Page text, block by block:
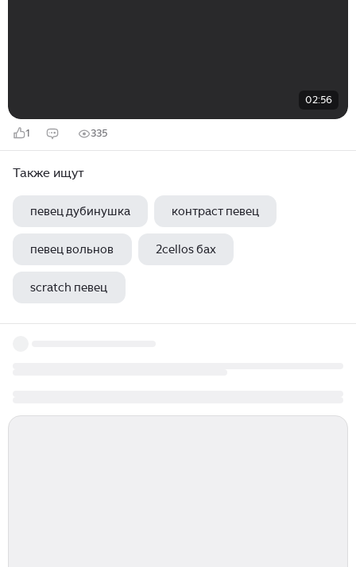
02:56
1 335
Также ищут
певец дубинушка контраст певец
певец вольнов 2cellos бах
scratch певец